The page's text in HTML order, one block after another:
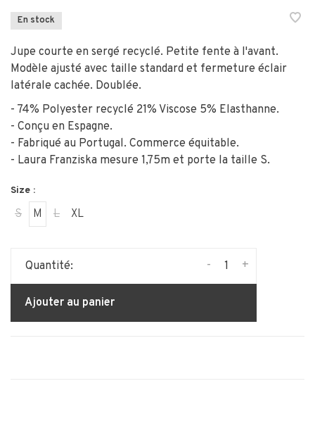
En stock
Jupe courte en sergé recyclé. Petite fente à l'avant.
Modèle ajusté avec taille standard et fermeture éclair
latérale cachée. Doublée.
- 74% Polyester recyclé 21% Viscose 5% Elasthanne.
- Conçu en Espagne.
- Fabriqué au Portugal. Commerce équitable.
- Laura Franziska mesure 1,75m et porte la taille S.
Size :
S M L XL
Quantité: +
-
Ajouter au panier